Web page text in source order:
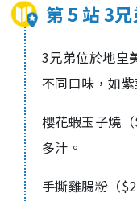
第 5 站 3兄
3兄弟位於地皇
不同口味，如
櫻花蝦玉子燒
多汁。
手撕雞腸粉（